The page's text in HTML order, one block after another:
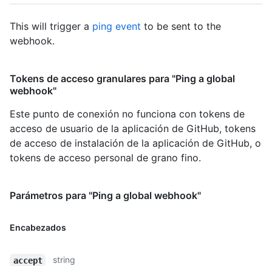
This will trigger a ping event to be sent to the
webhook.
Tokens de acceso granulares para "Ping a global
webhook"
Este punto de conexión no funciona con tokens de
acceso de usuario de la aplicación de GitHub, tokens
de acceso de instalación de la aplicación de GitHub, o
tokens de acceso personal de grano fino.
Parámetros para "Ping a global webhook"
Encabezados
accept
string